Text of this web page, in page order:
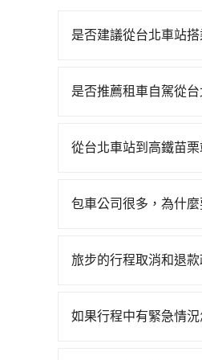
是否建議從台北車站
天最多有30班次高鐵
程使用tripool並到府專
是否推薦租車自駕從
天就要來回，那在台
估進去，但額外的汽
理，每一次租車都好
遇到下雨天或者載行李
從台北車站到高鐵苗
到車，也可考慮打電
上，無論在價格或服
包車公司很多，為什
途安全無憂，我們的
值得信任的不二選擇！
旅步的行程取消和退
車前一天的凌晨六點
如果行程中有緊急情況